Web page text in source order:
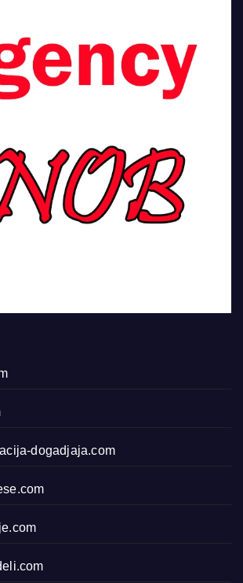
dogadjaja.com